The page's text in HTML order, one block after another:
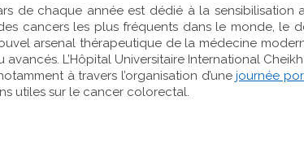
de chaque année est dédié à la
cancers les plus fréquents dans le monde,
arsenal thérapeutique de la médecine
avancés. L’Hôpital Universitaire International
à travers l’organisation d’unejournée
utiles sur le cancer colorectal.